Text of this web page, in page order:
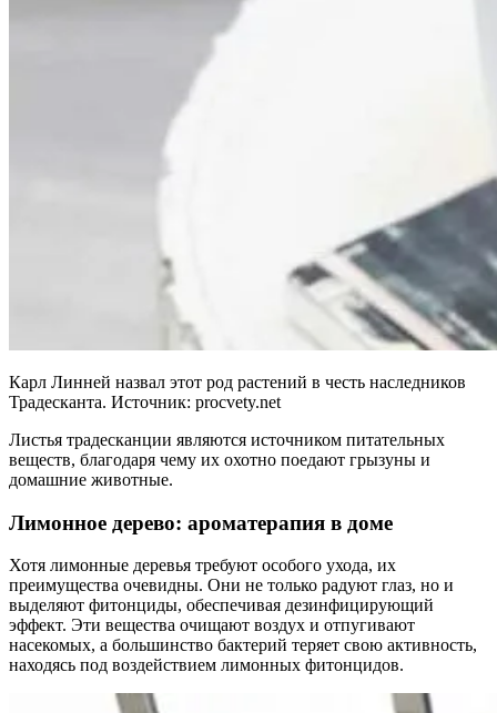
Карл Линней назвал этот род растений в честь наследников
Традесканта. Источник: procvety.net
Листья традесканции являются источником питательных
веществ, благодаря чему их охотно поедают грызуны и
домашние животные.
Лимонное дерево: ароматерапия в доме
Хотя лимонные деревья требуют особого ухода, их
преимущества очевидны. Они не только радуют глаз, но и
выделяют фитонциды, обеспечивая дезинфицирующий
эффект. Эти вещества очищают воздух и отпугивают
насекомых, а большинство бактерий теряет свою активность,
находясь под воздействием лимонных фитонцидов.